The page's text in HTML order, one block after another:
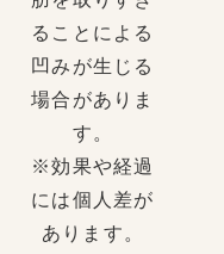
ることによる
凹みが生じる
場合がありま
す。
※効果や経過
には個人差が
あります。